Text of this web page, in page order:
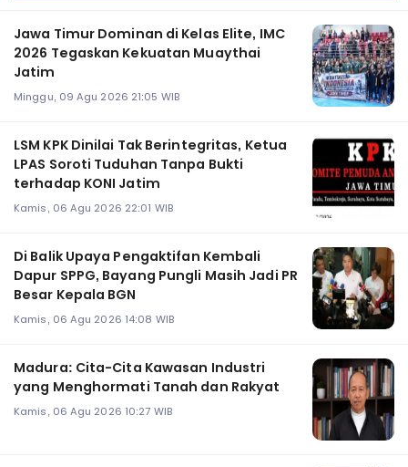
Jawa Timur Dominan di Kelas Elite, IMC
2026 Tegaskan Kekuatan Muaythai
Jatim
Minggu, 09 Agu 2026 21:05 WIB
LSM KPK Dinilai Tak Berintegritas, Ketua
LPAS Soroti Tuduhan Tanpa Bukti
terhadap KONI Jatim
Kamis, 06 Agu 2026 22:01 WIB
Di Balik Upaya Pengaktifan Kembali
Dapur SPPG, Bayang Pungli Masih Jadi PR
Besar Kepala BGN
Kamis, 06 Agu 2026 14:08 WIB
Madura: Cita-Cita Kawasan Industri
yang Menghormati Tanah dan Rakyat
Kamis, 06 Agu 2026 10:27 WIB